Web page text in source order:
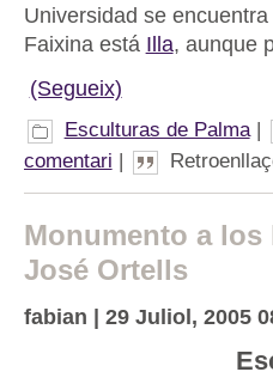
Universidad se
Faixina está Illa, aunque
(Segueix)
Esculturas de Palma|
comentari
Monumento a los
José Ortells
fabian | 29 Juliol, 2005